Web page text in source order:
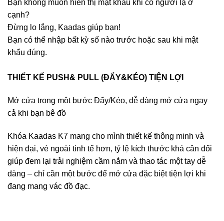
Bạn không muốn hiển thị mật khẩu khi có người lạ ở
cạnh?
Đừng lo lắng, Kaadas giúp bạn!
Bạn có thể nhập bất kỳ số nào trước hoặc sau khi mật
khẩu đúng.
THIẾT KẾ PUSH& PULL (ĐẨY&KÉO) TIỆN LỢI
Mở cửa trong một bước Đẩy/Kéo, dễ dàng mở cửa ngay
cả khi bạn bê đồ
Khóa Kaadas K7 mang cho mình thiết kế thông minh và
hiện đại, vẻ ngoài tinh tế hơn, tỷ lệ kích thước khá cân đối
giúp đem lại trải nghiệm cầm nắm và thao tác một tay dễ
dàng – chỉ cần một bước để mở cửa đặc biệt tiện lợi khi
đang mang vác đồ đạc.